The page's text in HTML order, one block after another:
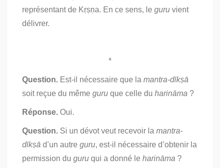
représentant de Kṛṣṇa. En ce sens, le guru vient
délivrer.
*
Question. Est-il nécessaire que la mantra-dīkṣā
soit reçue du même guru que celle du harināma ?
Réponse. Oui.
Question. Si un dévot veut recevoir la mantra-
dīkṣā d’un autre guru, est-il nécessaire d’obtenir la
permission du guru qui a donné le harināma ?